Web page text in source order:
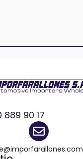
90 17